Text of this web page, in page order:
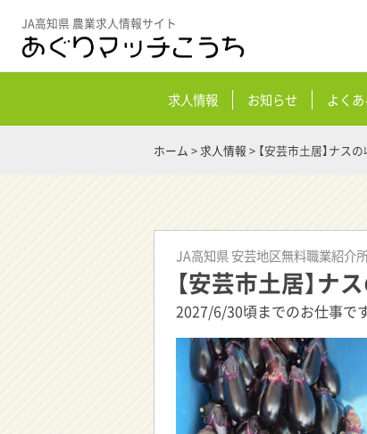
JA高知県 農業求人情報サイト
求人情報 お知らせ よく
ホーム >求人情報 > 【安芸市土居】ナス
JA高知県 安芸地区無料職業紹介
【安芸市土居】ナ
2027/6/30頃までのお仕事です